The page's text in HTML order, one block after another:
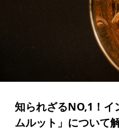
知られざるNO,1！イ
ムルット」について